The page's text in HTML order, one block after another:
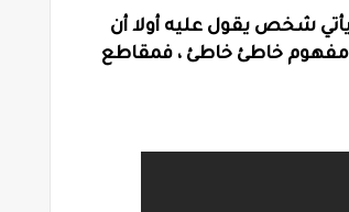
يأتي شخص يقول عليه أولا أن
مفهوم خاطئ خاطئ ، فمقاطع